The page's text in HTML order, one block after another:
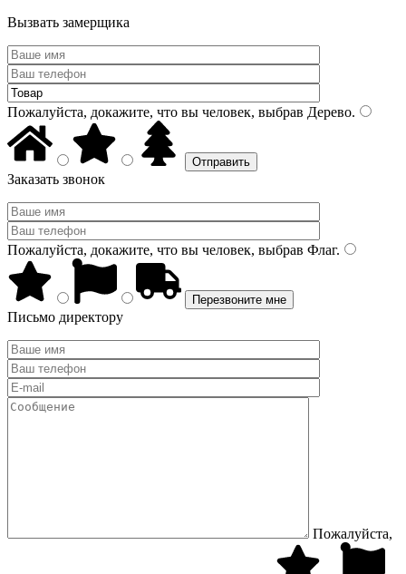
Вызвать замерщика
Пожалуйста, докажите, что вы человек, выбрав Дерево.
Заказать звонок
Пожалуйста, докажите, что вы человек, выбрав Флаг.
Письмо директору
Пожалуйста,